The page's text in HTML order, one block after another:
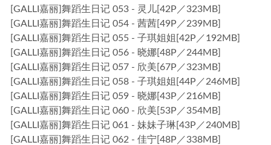
[GALLI嘉丽]舞蹈生日记 053 - 灵儿[42P／323MB]
[GALLI嘉丽]舞蹈生日记 054 - 茜茜[49P／239MB]
[GALLI嘉丽]舞蹈生日记 055 - 子琪姐姐[42P／192MB]
[GALLI嘉丽]舞蹈生日记 056 - 晓娜[48P／244MB]
[GALLI嘉丽]舞蹈生日记 057 - 欣美[67P／323MB]
[GALLI嘉丽]舞蹈生日记 058 - 子琪姐姐[44P／246MB]
[GALLI嘉丽]舞蹈生日记 059 - 晓娜[43P／216MB]
[GALLI嘉丽]舞蹈生日记 060 - 欣美[53P／354MB]
[GALLI嘉丽]舞蹈生日记 061 - 妹妹子琳[43P／240MB]
[GALLI嘉丽]舞蹈生日记 062 - 佳宁[48P／338MB]